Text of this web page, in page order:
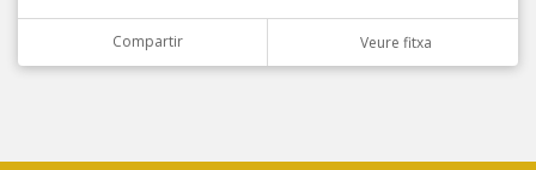
Compartir Veure fitxa